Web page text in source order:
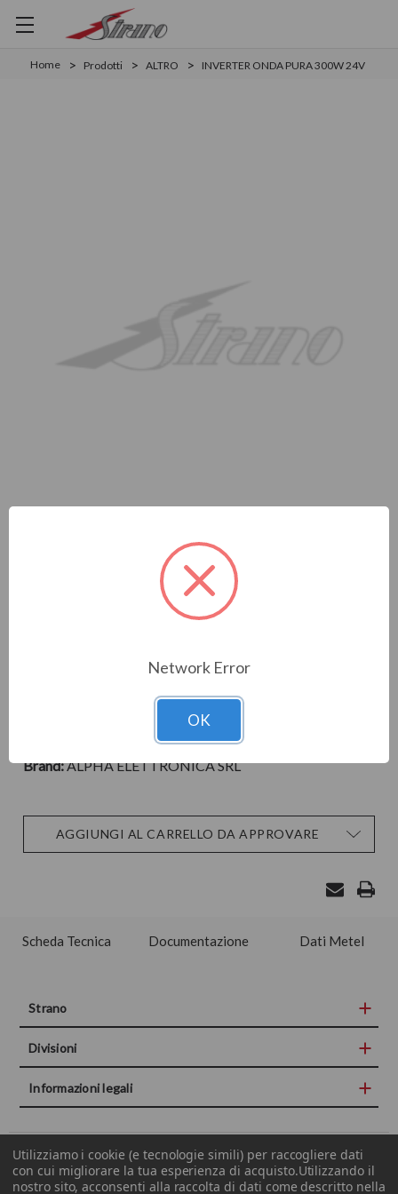
Home Prodotti ALTRO INVERTER ONDA PURA 300W 24V
300W 24V
329299
Brand:ALPHA ELETTRONICA SRL
attuale:AGGIUNGI AL CARRELLO DA APPROVARE
Scheda Tecnica Documentazione Dati Metel
Strano
Divisioni
Informazioni legali
COPYRIGHT© 2015-2019 STRANO S.P.A. P.IVA E CF 00672150877
Utilizziamo i cookie (e tecnologie simili) per raccogliere dati
con cui migliorare la tua esperienza di acquisto.Utilizzando il
nostro sito, acconsenti alla raccolta di dati come descritto nella
Network Error
OK